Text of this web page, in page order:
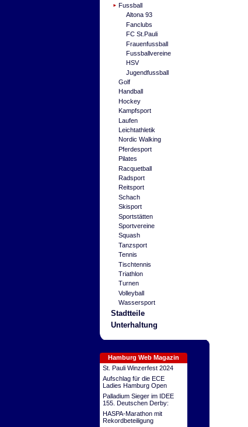
Fussball
Altona 93
Fanclubs
FC St.Pauli
Frauenfussball
Fussballvereine
HSV
Jugendfussball
Golf
Handball
Hockey
Kampfsport
Laufen
Leichtathletik
Nordic Walking
Pferdesport
Pilates
Racquetball
Radsport
Reitsport
Schach
Skisport
Sportstätten
Sportvereine
Squash
Tanzsport
Tennis
Tischtennis
Triathlon
Turnen
Volleyball
Wassersport
Stadtteile
Unterhaltung
Hamburg Web Magazin
St. Pauli Winzerfest 2024
Aufschlag für die ECE
Ladies Hamburg Open
Palladium Sieger im IDEE
155. Deutschen Derby:
HASPA-Marathon mit
Rekordbeteiligung